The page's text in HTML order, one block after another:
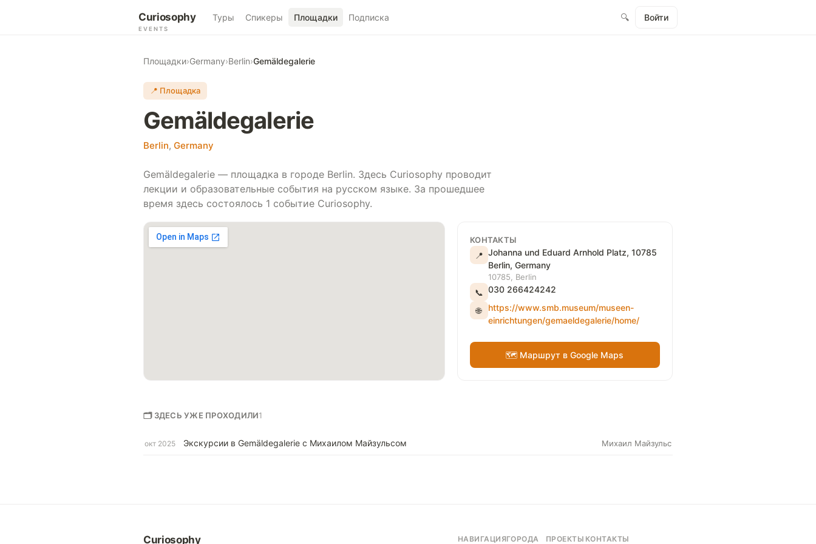
Curiosophy
EVENTS
Туры Спикеры Площадки Подписка 🔍 Войти
Площадки›Germany›Berlin›Gemäldegalerie
📍 Площадка
Gemäldegalerie
Berlin, Germany
Gemäldegalerie — площадка в городе Berlin. Здесь Curiosophy проводит
лекции и образовательные события на русском языке. За прошедшее
время здесь состоялось 1 событие Curiosophy.
КОНТАКТЫ
📍 Johanna und Eduard Arnhold Platz, 10785
Berlin, Germany
10785, Berlin
📞 030 266424242
🌐
https://www.smb.museum/museen-
einrichtungen/gemaeldegalerie/home/
🗺 Маршрут в Google Maps
🗂 ЗДЕСЬ УЖЕ ПРОХОДИЛИ1
окт 2025 Экскурсии в Gemäldegalerie с Михаилом Майзульсом Михаил Майзульс
Curiosophy НАВИГАЦИЯГОРОДА ПРОЕКТЫ КОНТАКТЫ